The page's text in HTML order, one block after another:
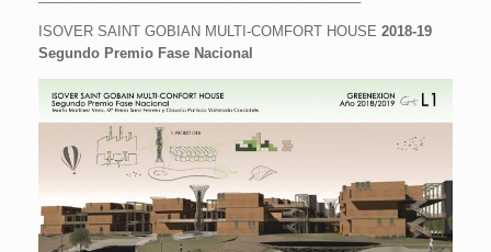
ISOVER SAINT GOBIAN MULTI-COMFORT HOUSE 2018-19
Segundo Premio Fase Nacional